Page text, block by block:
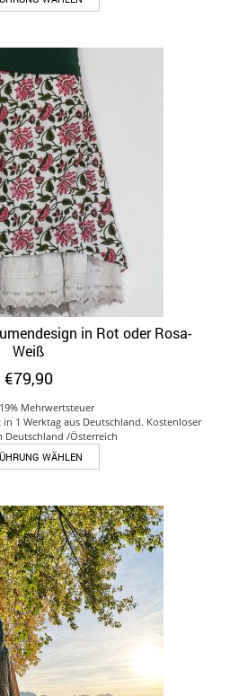
Produkt
mehrere
können
auf
der
Produktseite
gewählt
werden
in Rot oder Rosa-
Weiß
€79,90
Mehrwertsteuer
1 Werktag aus Deutschland. Kostenloser
Deutschland /Österreich
WÄHLEN
Produkt
mehrere
Varianten
auf.
Die
Optionen
können
auf
der
Produktseite
gewählt
werden